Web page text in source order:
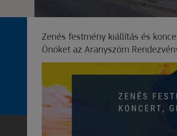
Zenés festmény kiállítás és
Önöket az Aranyszöm